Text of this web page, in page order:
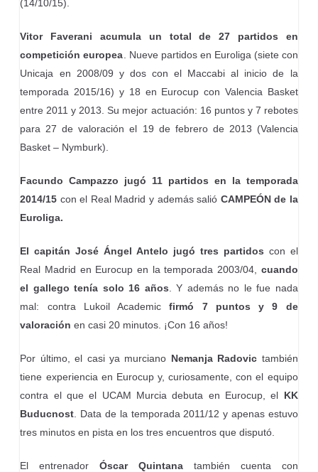
(14/10/15).
Vitor Faverani acumula un total de 27 partidos en
competición europea . Nueve partidos en Euroliga (siete con
Unicaja en 2008/09 y dos con el Maccabi al inicio de la
temporada 2015/16) y 18 en Eurocup con Valencia Basket
entre 2011 y 2013. Su mejor actuación: 16 puntos y 7 rebotes
para 27 de valoración el 19 de febrero de 2013 (Valencia
Basket – Nymburk).
Facundo Campazzo jugó 11 partidos en la temporada
2014/15 con el Real Madrid y además salió CAMPEÓN de la
Euroliga.
El capitán José Ángel Antelo jugó tres partidos con el
Real Madrid en Eurocup en la temporada 2003/04, cuando
el gallego tenía solo 16 años . Y además no le fue nada
mal: contra Lukoil Academicfirmó 7 puntos y 9 de
valoración en casi 20 minutos. ¡Con 16 años!
Por último, el casi ya murciano Nemanja Radovic también
tiene experiencia en Eurocup y, curiosamente, con el equipo
contra el que el UCAM Murcia debuta en Eurocup, el KK
Buducnost . Data de la temporada 2011/12 y apenas estuvo
tres minutos en pista en los tres encuentros que disputó.
El entrenadorÓscar Quintana también cuenta con